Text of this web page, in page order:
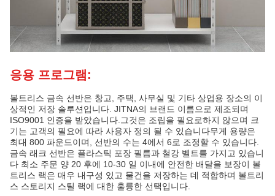
응용 프로그램:
볼트리스 금속 선반은 창고, 주택, 사무실 및 기타 상업용 장소의 이
상적인 저장 솔루션입니다. JITNA의 브랜드 이름으로 제조되며
ISO9001 인증을 받았습니다.그것은 조립을 필요로하지 않으며 크
기는 고객의 필요에 따라 사용자 정의 될 수 있습니다무게 용량은
최대 800 파운드이며, 선반의 수는 4에서 6로 조정할 수 있습니다.
금속 래크 선반은 플라스틱 포장 필름과 철강 벨트를 가지고 있습니
다 최소 주문 양 20 후에 10-30 일 이내에 안전한 배달을 보장이 볼
트리스 랙은 매우 내구성 있고 물건을 저장하는 데 적합하며 볼트리
스 스토리지 스틸 랙에 대한 훌륭한 선택입니다.